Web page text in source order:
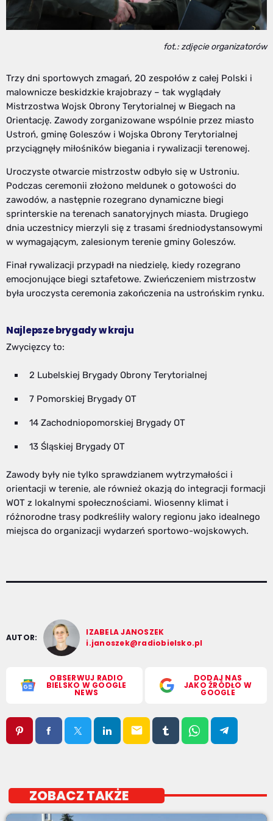
fot.: zdjęcie organizatorów
Trzy dni sportowych zmagań, 20 zespołów z całej Polski i
malownicze beskidzkie krajobrazy – tak wyglądały
Mistrzostwa Wojsk Obrony Terytorialnej w Biegach na
Orientację. Zawody zorganizowane wspólnie przez miasto
Ustroń, gminę Goleszów i Wojska Obrony Terytorialnej
przyciągnęły miłośników biegania i rywalizacji terenowej.
Uroczyste otwarcie mistrzostw odbyło się w Ustroniu.
Podczas ceremonii złożono meldunek o gotowości do
zawodów, a następnie rozegrano dynamiczne biegi
sprinterskie na terenach sanatoryjnych miasta. Drugiego
dnia uczestnicy mierzyli się z trasami średniodystansowymi
w wymagającym, zalesionym terenie gminy Goleszów.
Finał rywalizacji przypadł na niedzielę, kiedy rozegrano
emocjonujące biegi sztafetowe. Zwieńczeniem mistrzostw
była uroczysta ceremonia zakończenia na ustrońskim rynku.
Najlepsze brygady w kraju
Zwycięzcy to:
2 Lubelskiej Brygady Obrony Terytorialnej
7 Pomorskiej Brygady OT
14 Zachodniopomorskiej Brygady OT
13 Śląskiej Brygady OT
Zawody były nie tylko sprawdzianem wytrzymałości i
orientacji w terenie, ale również okazją do integracji formacji
WOT z lokalnymi społecznościami. Wiosenny klimat i
różnorodne trasy podkreśliły walory regionu jako idealnego
miejsca do organizacji wydarzeń sportowo-wojskowych.
AUTOR:
IZABELA JANOSZEK
i.janoszek@radiobielsko.pl
OBSERWUJ RADIO
BIELSKO W GOOGLE
NEWS
DODAJ NAS
JAKO ŹRÓDŁO W
GOOGLE
email
ZOBACZ TAKŻE